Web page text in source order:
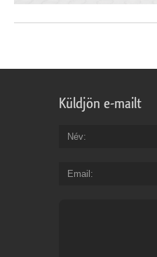
Küldjön e-mailt
Név
Email